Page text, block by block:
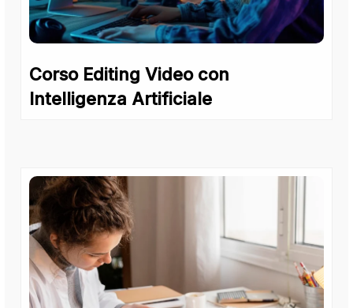
Corso Editing Video con
Intelligenza Artificiale